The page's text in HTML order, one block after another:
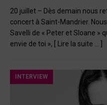
20 juillet – Dès demain nous
concert à Saint-Mandrier.
Savelli de « Peter et Sloane »
envie de toi », [ Lire la suite … ]
INTERVIEW